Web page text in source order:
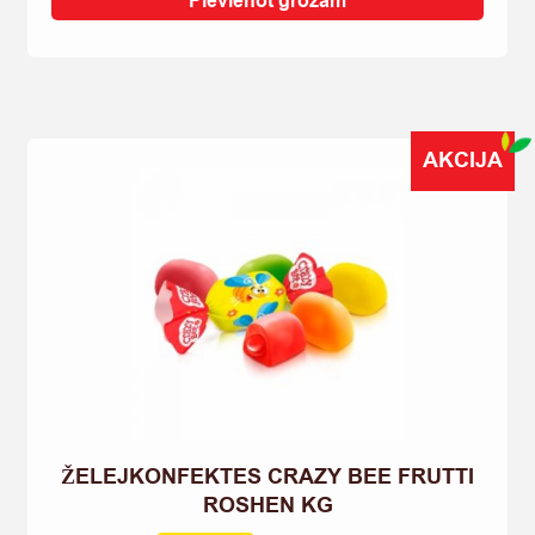
COLA
ŽELEJKONFEKTES CRAZY BEE FRUTTI
ROSHEN KG
AKCIJA